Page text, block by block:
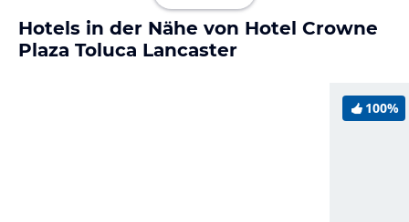
Hotels in der Nähe von Hotel Crowne
Plaza Toluca Lancaster
100%